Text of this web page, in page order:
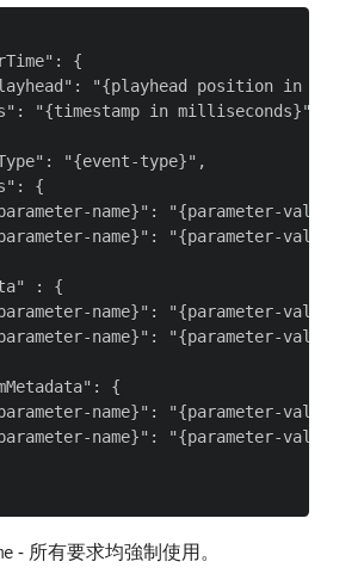
{
"{playhead position in
"{timestamp in milliseconds}"
"{event-type}",
{
name}": "{parameter-value}",
name}": "{parameter-value}"
: {
name}": "{parameter-value}",
name}": "{parameter-value}"
{
name}": "{parameter-value}",
name}": "{parameter-value}"
- 所有要求均強制使用。